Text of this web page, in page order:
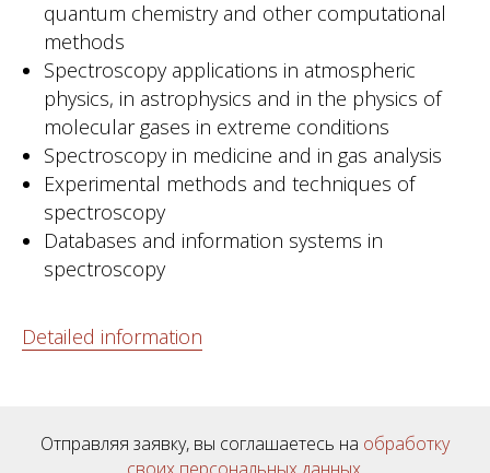
quantum chemistry and other computational
methods
Spectroscopy applications in atmospheric
physics, in astrophysics and in the physics of
molecular gases in extreme conditions
Spectroscopy in medicine and in gas analysis
Experimental methods and techniques of
spectroscopy
Databases and information systems in
spectroscopy
Detailed information
Отправляя заявку, вы соглашаетесь на обработку